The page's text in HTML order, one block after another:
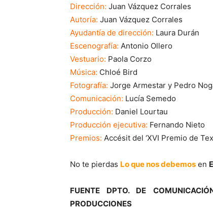
Dirección: Juan Vázquez Corrales
Autoría: Juan Vázquez Corrales
Ayudantía de dirección: Laura Durán
Escenografía: Antonio Ollero
Vestuario: Paola Corzo
Música: Chloé Bird
Fotografía: Jorge Armestar y Pedro
Comunicación: Lucía Semedo
Producción: Daniel Lourtau
Producción ejecutiva: Fernando Nieto
Premios: Accésit del ‘XVI Premio de
No te pierdas Lo que nos debemos en
FUENTE DPTO. DE
PRODUCCIONES